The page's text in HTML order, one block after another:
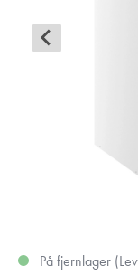
På fjernlager